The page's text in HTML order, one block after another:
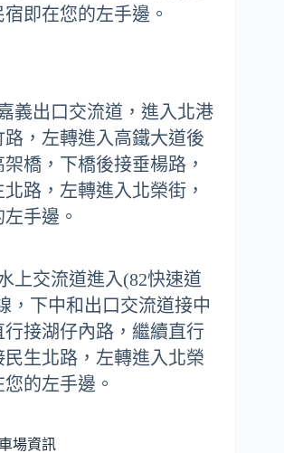
即在您的左手邊。
義出口交流道，進入北港
，左轉進入高鐵大道後
橋，下橋後接垂楊路，
路，左轉進入北榮街，
手邊。
上交流道進入(82快速道
，下中和出口交流道接中
接湖仔內路，繼續直行
生北路，左轉進入北榮
的左手邊。
場資訊